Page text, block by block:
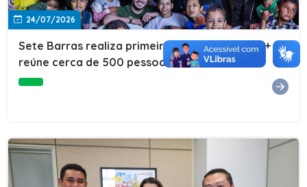
24/07/2026
Sete Barras realiza primeira edição do Cuidar+ e
reúne cerca de 500 pessoas na Vila São João